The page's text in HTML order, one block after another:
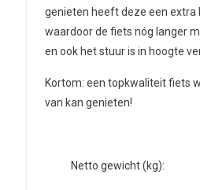
genieten heeft deze een extra
waardoor de fiets nóg langer
en ook het stuur is in hoogte
Kortom: een topkwaliteit fiets
van kan genieten!
Netto gewicht (kg):